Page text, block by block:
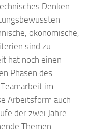
Denken
ökonomische,
sind zu
hat noch einen
Phasen des
im
Arbeitsform auch
der zwei Jahre
Themen.